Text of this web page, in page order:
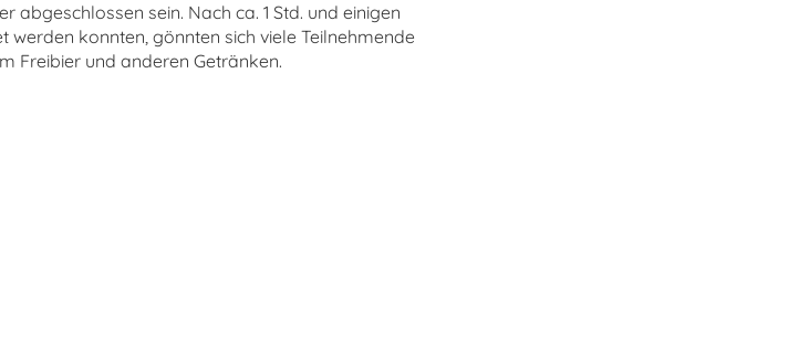
abgeschlossen sein. Nach ca. 1 Std. und einigen
konnten, gönnten sich viele Teilnehmende
Freibier und anderen Getränken.